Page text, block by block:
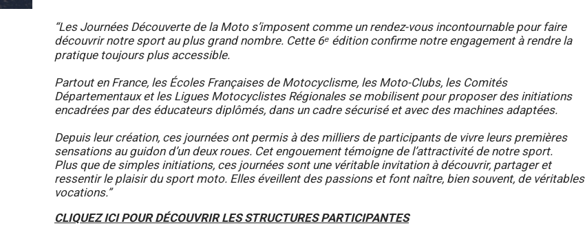
“Les Journées Découverte de la Moto s’imposent comme un rendez-vous incontournable pour faire
découvrir notre sport au plus grand nombre. Cette 6ᵉ édition confirme notre engagement à rendre la
pratique toujours plus accessible.
Partout en France, les Écoles Françaises de Motocyclisme, les Moto-Clubs, les Comités
Départementaux et les Ligues Motocyclistes Régionales se mobilisent pour proposer des initiations
encadrées par des éducateurs diplômés, dans un cadre sécurisé et avec des machines adaptées.
Depuis leur création, ces journées ont permis à des milliers de participants de vivre leurs premières
sensations au guidon d’un deux roues. Cet engouement témoigne de l’attractivité de notre sport.
Plus que de simples initiations, ces journées sont une véritable invitation à découvrir, partager et
ressentir le plaisir du sport moto. Elles éveillent des passions et font naître, bien souvent, de véritables
vocations.”
CLIQUEZ ICI POUR DÉCOUVRIR LES STRUCTURES PARTICIPANTES